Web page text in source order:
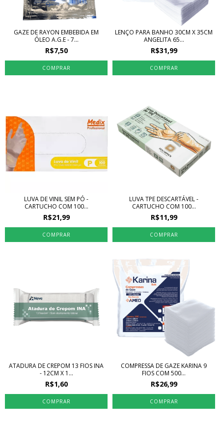
GAZE DE RAYON EMBEBIDA EM
ÓLEO A.G.E - 7...
R$7,50
LENÇO PARA BANHO 30CM X 35CM
ANGELITA 65...
R$31,99
LUVA DE VINIL SEM PÓ -
CARTUCHO COM 100...
R$21,99
COMPRAR
LUVA TPE DESCARTÁVEL -
CARTUCHO COM 100...
R$11,99
COMPRAR
ATADURA DE CREPOM 13 FIOS INA
- 12CM X 1...
R$1,60
COMPRESSA DE GAZE KARINA 9
FIOS COM 500...
R$26,99